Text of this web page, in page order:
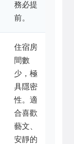
務必提
前。
住宿房
間數
少，極
具隱密
性。適
合喜歡
藝文、
安靜的